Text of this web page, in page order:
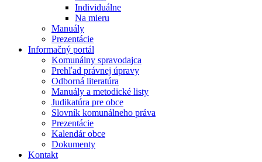
Individuálne
Na mieru
Manuály
Prezentácie
Informačný portál
Komunálny spravodajca
Prehľad právnej úpravy
Odborná literatúra
Manuály a metodické listy
Judikatúra pre obce
Slovník komunálneho práva
Prezentácie
Kalendár obce
Dokumenty
Kontakt